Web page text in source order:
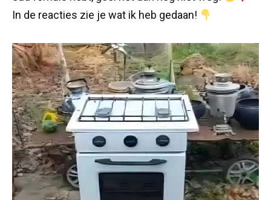
In de reacties zie je wat ik heb gedaan!